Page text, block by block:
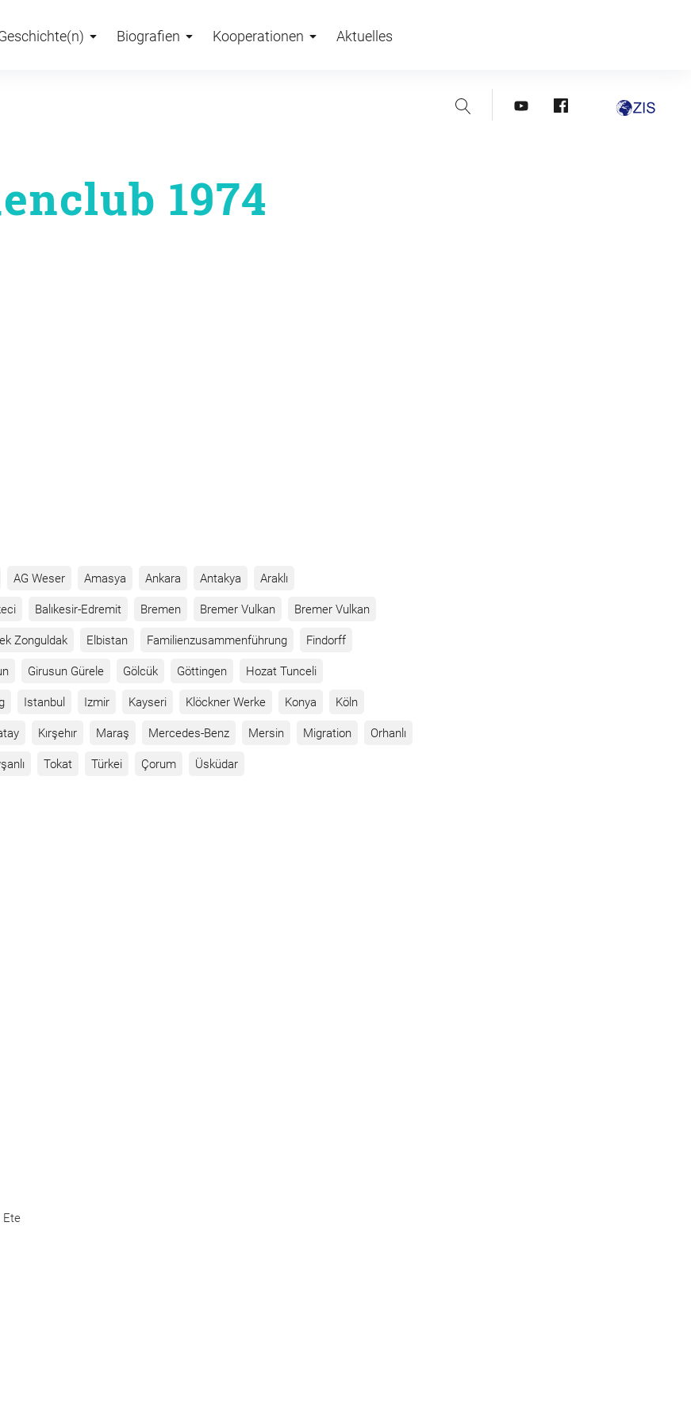
Biografien Kooperationen Aktuelles
Suche youtubefacebook
1974
AG Weser Amasya Ankara Antakya Araklı
Balıkesir-Edremit Bremen Bremer Vulkan Bremer Vulkan
Zonguldak Elbistan Familienzusammenführung Findorff
Girusun Gürele Gölcük Göttingen Hozat Tunceli
Istanbul Izmir Kayseri Klöckner Werke Konya Köln
Kırşehır Maraş Mercedes-Benz Mersin Migration Orhanlı
Tokat Türkei Çorum Üsküdar
Ete